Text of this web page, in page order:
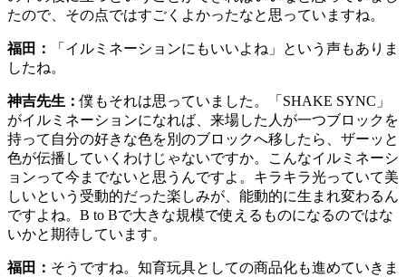
たので、その点ではすごくよかったなと思っていますね。
福田：
「イルミネーションにもいいよね」という声もありま
したね。
神吉先生：僕もそれは思っていました。「SHAKE SYNC」
がイルミネーションになれば、来場した人が一つブロックを
持って自分の好きな色を別のブロックへ移したら、ザーッと
色が伝播していくわけじゃないですか。こんなイルミネーシ
ョンって今までないと思うんですよ。キラキラ光っていて美
しいという受動的だった楽しみが、能動的に生まれ変わるん
ですよね。B to Bで大きな規模で使えるものになるのではな
いかと期待しています。
福田： そうですね。知育玩具としての商品化も進めていきま